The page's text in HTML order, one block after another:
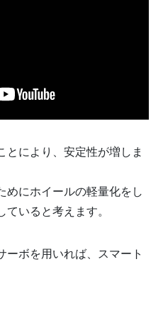
とにより、安定性が増しま
めにホイールの軽量化をし
いると考えます。
ーボを用いれば、スマート